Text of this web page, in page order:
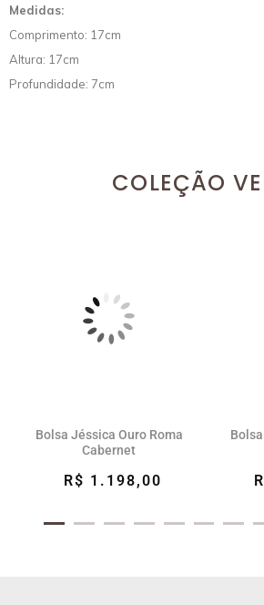
Medidas:
Comprimento: 17cm
Altura: 17cm
Profundidade: 7cm
COLEÇÃO
Bolsa Jéssica Ouro Roma
Cabernet
R$ 1.198,00